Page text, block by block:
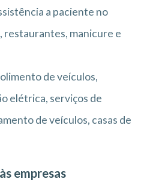
a paciente no
restaurantes, manicure e
de veículos,
elétrica, serviços de
de veículos, casas de
empresas